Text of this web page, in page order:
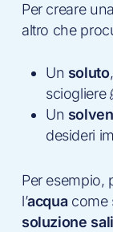
Per creare
altro che
Un soluto
sciogliere
Un
desideri
Per esempio,
l’acquacome
soluzione